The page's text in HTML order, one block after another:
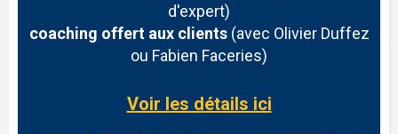
d'expert)
coaching offert aux clients(avec Olivier Duffez
ou Fabien Faceries)
Voir les détails ici